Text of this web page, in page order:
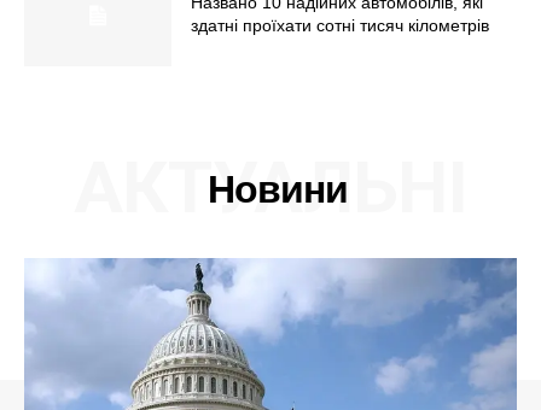
здатні проїхати сотні тисяч кілометрів
Новини
АКТУАЛЬНІ